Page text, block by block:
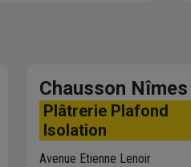
Chausson Nîmes
Plâtrerie Plafond
Isolation
Avenue Etienne Lenoir